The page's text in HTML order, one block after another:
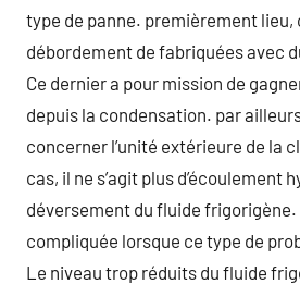
type de panne. premièrement lieu,
débordement de fabriquées avec
Ce dernier a pour mission de
depuis la condensation. par
concerner l’unité extérieure de la
cas, il ne s’agit plus d’écoulement
déversement du fluide
compliquée lorsque ce type de
Le niveau trop réduits du fluide